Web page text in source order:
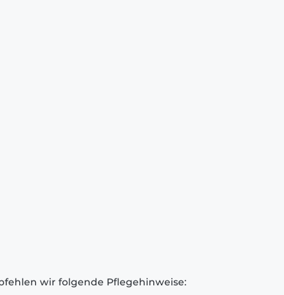
wir folgende Pflegehinweise: